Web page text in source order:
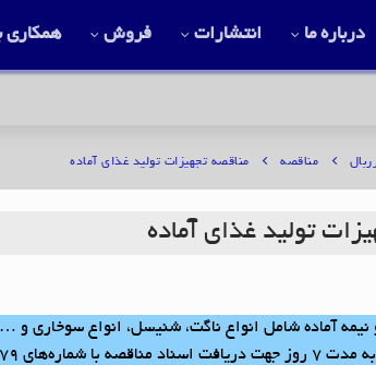
درباره ما انتشارات فروش همکاری
مناقصه مناقصه تجهیزات تولید غذای آماده
تولید غذای آماده
آماده شامل انواع ناگت، شنیسل، انواع سوخاری و …